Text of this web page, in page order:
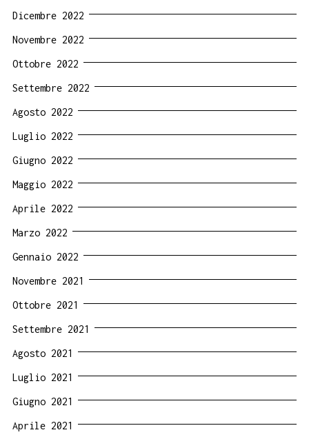
Dicembre 2022
Novembre 2022
Ottobre 2022
Settembre 2022
Agosto 2022
Luglio 2022
Giugno 2022
Maggio 2022
Aprile 2022
Marzo 2022
Gennaio 2022
Novembre 2021
Ottobre 2021
Settembre 2021
Agosto 2021
Luglio 2021
Giugno 2021
Aprile 2021